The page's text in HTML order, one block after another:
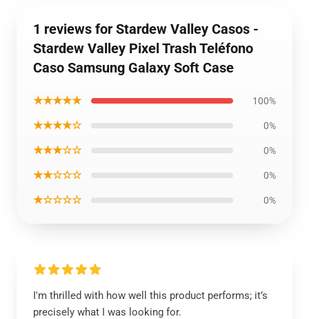
1 reviews for Stardew Valley Casos -
Stardew Valley Pixel Trash Teléfono
Caso Samsung Galaxy Soft Case
★★★★★ 100%
★★★★☆ 0%
★★★☆☆ 0%
★★☆☆☆ 0%
★☆☆☆☆ 0%
I'm thrilled with how well this product performs; it’s
precisely what I was looking for.